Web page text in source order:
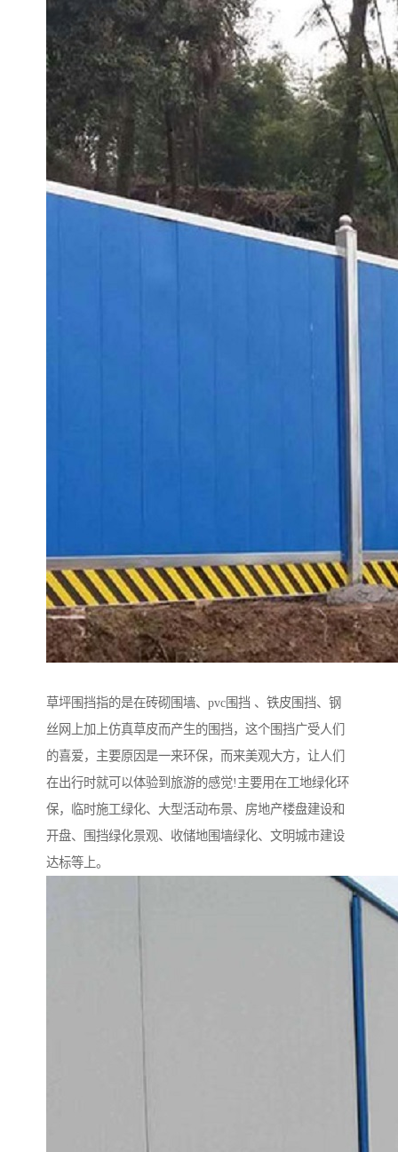
草坪围挡指的是在砖砌围墙、pvc围挡 、铁皮围挡、钢
丝网上加上仿真草皮而产生的围挡，这个围挡广受人们
的喜爱，主要原因是一来环保，而来美观大方，让人们
在出行时就可以体验到旅游的感觉!主要用在工地绿化环
保，临时施工绿化、大型活动布景、房地产楼盘建设和
开盘、围挡绿化景观、收储地围墙绿化、文明城市建设
达标等上。